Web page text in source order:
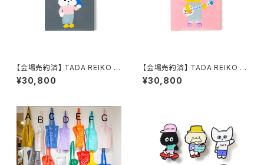
【会場売約済】 TADA REIKO 原
画２０ 「NICENICE F NO WA
Rにきまっちょる 」
¥30,800
【会場売約済】 TADA REIKO 原
画２１ 「NICENICE G シングア
ロングごいっしょに」
¥30,800